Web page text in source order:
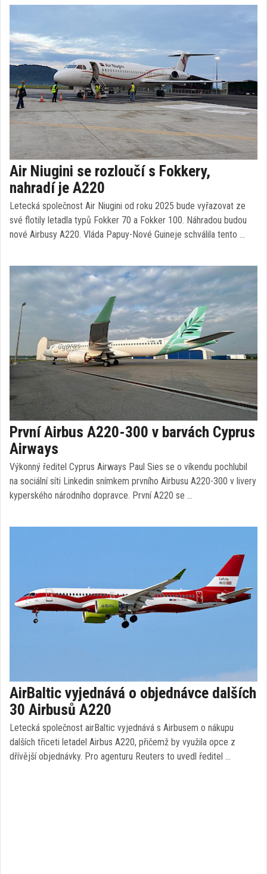
Air Niugini se rozloučí s Fokkery,
nahradí je A220
Letecká společnost Air Niugini od roku 2025 bude vyřazovat ze
své flotily letadla typů Fokker 70 a Fokker 100. Náhradou budou
nové Airbusy A220. Vláda Papuy-Nové Guineje schválila tento …
První Airbus A220-300 v barvách Cyprus
Airways
Výkonný ředitel Cyprus Airways Paul Sies se o víkendu pochlubil
na sociální síti Linkedin snímkem prvního Airbusu A220-300 v livery
kyperského národního dopravce. První A220 se …
AirBaltic vyjednává o objednávce dalších
30 Airbusů A220
Letecká společnost airBaltic vyjednává s Airbusem o nákupu
dalších třiceti letadel Airbus A220, přičemž by využila opce z
dřívější objednávky. Pro agenturu Reuters to uvedl ředitel …